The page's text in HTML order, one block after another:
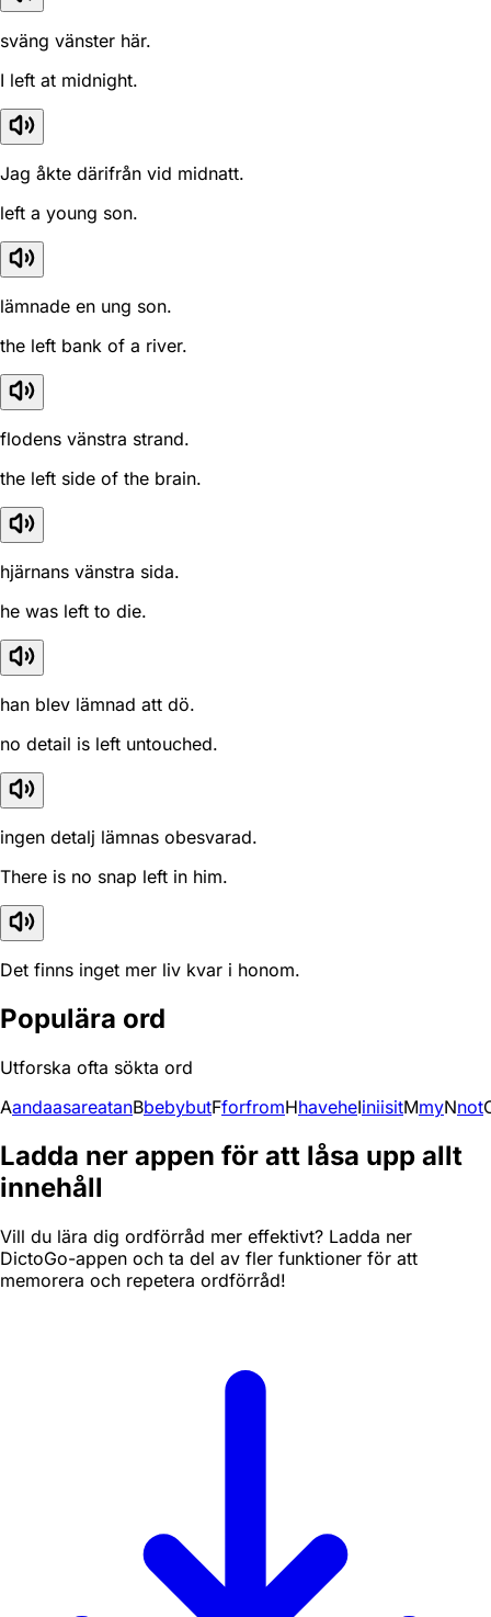
sväng vänster här.
I left at midnight.
Jag åkte därifrån vid midnatt.
left a young son.
lämnade en ung son.
the left bank of a river.
flodens vänstra strand.
the left side of the brain.
hjärnans vänstra sida.
he was left to die.
han blev lämnad att dö.
no detail is left untouched.
ingen detalj lämnas obesvarad.
There is no snap left in him.
Det finns inget mer liv kvar i honom.
Populära ord
Utforska ofta sökta ord
AandaasareatanBbebybutFforfromHhaveheIiniisitMmyNnot
Ladda ner appen för att låsa upp allt
innehåll
Vill du lära dig ordförråd mer effektivt? Ladda ner
DictoGo-appen och ta del av fler funktioner för att
memorera och repetera ordförråd!